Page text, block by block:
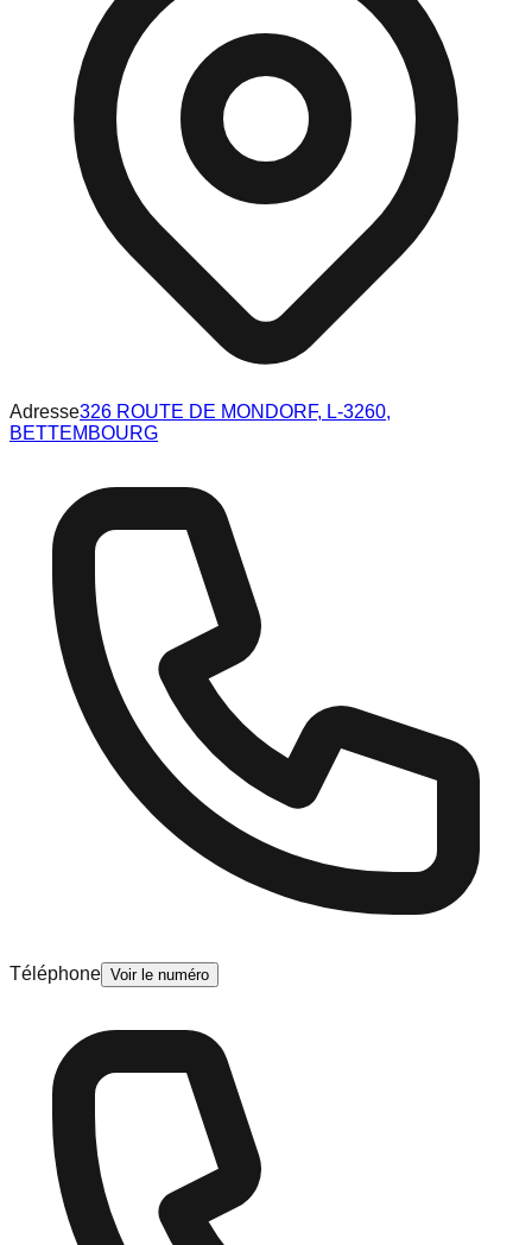
Adresse326 ROUTE DE MONDORF, L-3260,
BETTEMBOURG
Téléphone Voir le numéro